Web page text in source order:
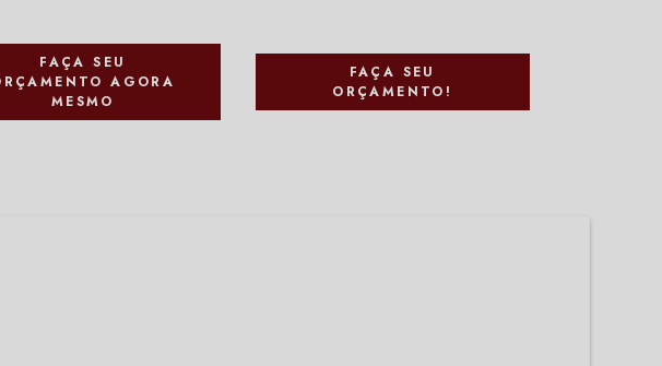
FAÇA SEU
AGORA
MESMO
FAÇA SEU
ORÇAMENTO!